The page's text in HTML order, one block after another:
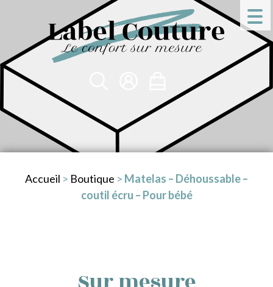
Accueil > Boutique > Matelas – Déhoussable –
coutil écru – Pour bébé